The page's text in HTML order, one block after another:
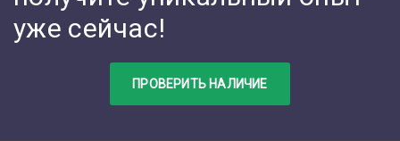
уже сейчас!
ПРОВЕРИТЬ НАЛИЧИЕ